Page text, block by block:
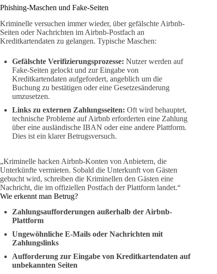
Phishing-Maschen und Fake-Seiten
Kriminelle versuchen immer wieder, über gefälschte Airbnb-
Seiten oder Nachrichten im Airbnb-Postfach an
Kreditkartendaten zu gelangen. Typische Maschen:
Gefälschte Verifizierungsprozesse: Nutzer werden auf
Fake-Seiten gelockt und zur Eingabe von
Kreditkartendaten aufgefordert, angeblich um die
Buchung zu bestätigen oder eine Gesetzesänderung
umzusetzen.
Links zu externen Zahlungsseiten: Oft wird behauptet,
technische Probleme auf Airbnb erforderten eine Zahlung
über eine ausländische IBAN oder eine andere Plattform.
Dies ist ein klarer Betrugsversuch.
„Kriminelle hacken Airbnb-Konten von Anbietern, die
Unterkünfte vermieten. Sobald die Unterkunft von Gästen
gebucht wird, schreiben die Kriminellen den Gästen eine
Nachricht, die im offiziellen Postfach der Plattform landet.“
Wie erkennt man Betrug?
Zahlungsaufforderungen außerhalb der Airbnb-
Plattform
Ungewöhnliche E-Mails oder Nachrichten mit
Zahlungslinks
Aufforderung zur Eingabe von Kreditkartendaten auf
unbekannten Seiten